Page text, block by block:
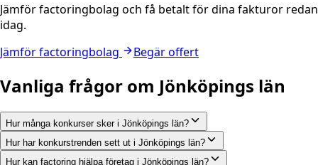
Jämför factoringbolag och få betalt för dina fakturor redan
idag.
Jämför factoringbolag
Begär offert
Vanliga frågor om Jönköpings län
Hur många konkurser sker i Jönköpings län?
Hur har konkurstrenden sett ut i Jönköpings län?
Hur kan factoring hjälpa företag i Jönköpings län?